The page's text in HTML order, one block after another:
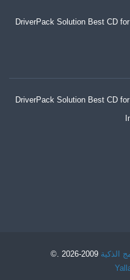
DriverPack Solution Best CD
DriverPack Solution Best CD
الذكية 2009-2026 .©